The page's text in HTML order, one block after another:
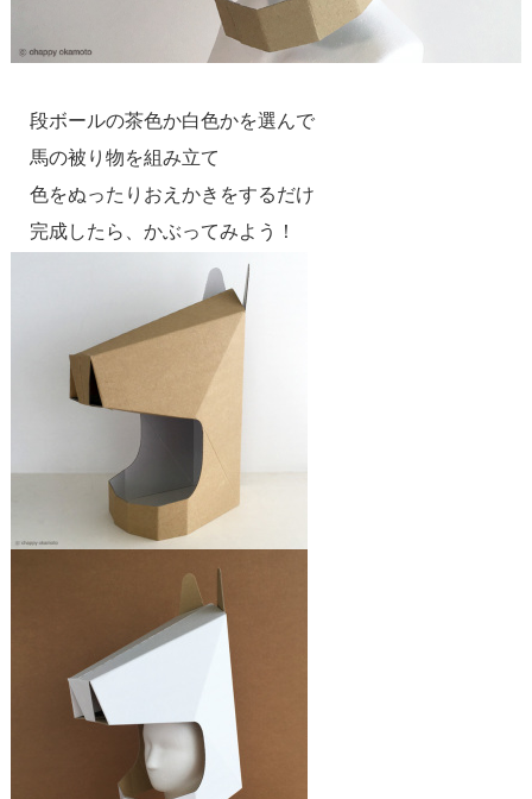
段ボールの茶色か白色かを選んで
馬の被り物を組み立て
色をぬったりおえかきをするだけ
完成したら、かぶってみよう！